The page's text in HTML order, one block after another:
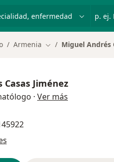
p. ej.
Armenia Cambiar de ciudad
Miguel Andrés
Jiménez
· Ver más